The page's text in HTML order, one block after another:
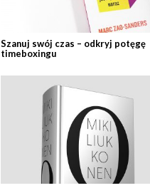
Szanuj swój czas – odkryj potęgę
timeboxingu